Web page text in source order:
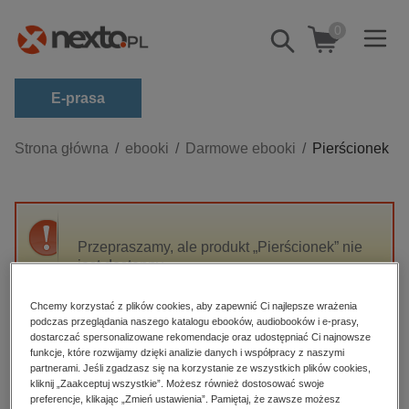
Pokaż/schowaj
wyszukiwarkę
0
E-prasa
Kategorie
biznesowe, branżowe, gospodarka
dzienniki
edukacja
hobby, sport, rozrywka
komputery, internet, technologie, informatyka
Strona główna ebooki Darmowe ebooki Pierścionek
Przepraszamy, ale produkt „Pierścionek” nie
jest dostępny.
High-contrast mode
Polecane
Chcemy korzystać z plików cookies, aby zapewnić Ci najlepsze wrażenia
podczas przeglądania naszego katalogu ebooków, audiobooków i e-prasy,
dostarczać spersonalizowane rekomendacje oraz udostępniać Ci najnowsze
funkcje, które rozwijamy dzięki analizie danych i współpracy z naszymi
partnerami. Jeśli zgadzasz się na korzystanie ze wszystkich plików cookies,
kliknij „Zaakceptuj wszystkie”. Możesz również dostosować swoje
preferencje, klikając „Zmień ustawienia”. Pamiętaj, że zawsze możesz